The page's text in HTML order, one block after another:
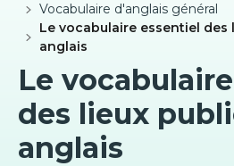
Vocabulaire d'anglais général
Le vocabulaire essentiel des
anglais
Le
des lieux
anglais